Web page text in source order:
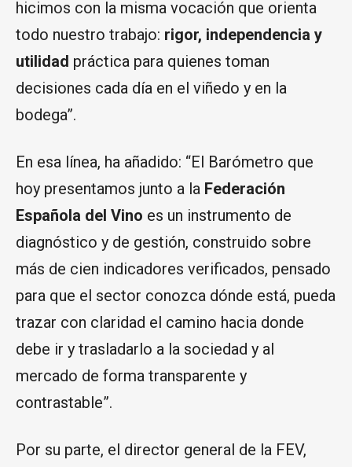
hicimos con la misma vocación que orienta
todo nuestro trabajo: rigor, independencia y
utilidad práctica para quienes toman
decisiones cada día en el viñedo y en la
bodega”.
En esa línea, ha añadido: “El Barómetro que
hoy presentamos junto a la Federación
Española del Vino es un instrumento de
diagnóstico y de gestión, construido sobre
más de cien indicadores verificados, pensado
para que el sector conozca dónde está, pueda
trazar con claridad el camino hacia donde
debe ir y trasladarlo a la sociedad y al
mercado de forma transparente y
contrastable”.
Por su parte, el director general de la FEV,